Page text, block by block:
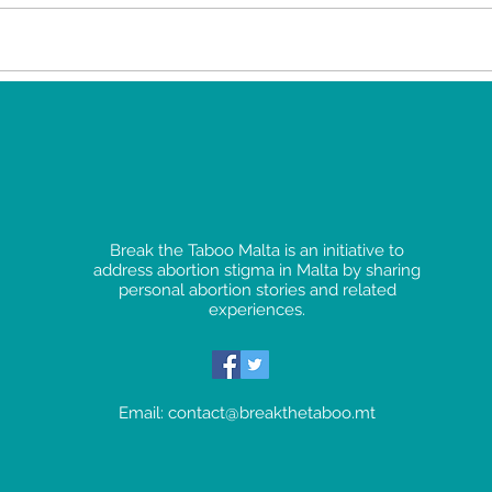
Break the Taboo Malta is an initiative to
address abortion stigma in Malta by sharing
personal abortion stories and related
experiences.
Email: contact@breakthetaboo.mt